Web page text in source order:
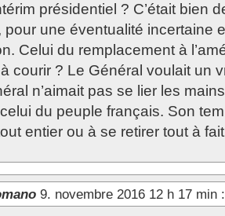
présidentiel ? C’était bien
pour une éventualité incertaine
Celui du remplacement à
courir ? Le Général voulait un
n’aimait pas se lier les
du peuple français. Son
entier ou à se retirer tout à
9. novembre 2016 12 h 17 min :